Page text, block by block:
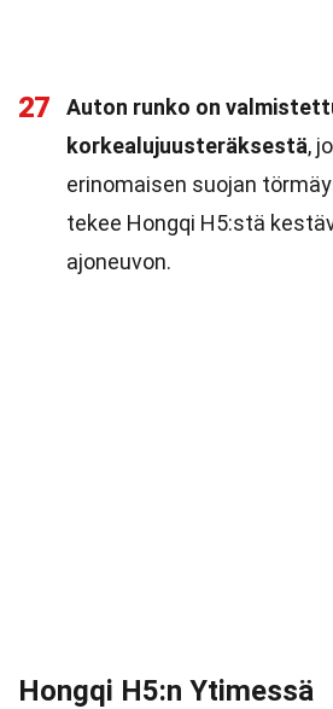
27
Auton runko on
korkealujuusteräksestä,
erinomaisen suojan
tekee Hongqi H5:stä
ajoneuvon.
Hongqi H5:n Ytimessä